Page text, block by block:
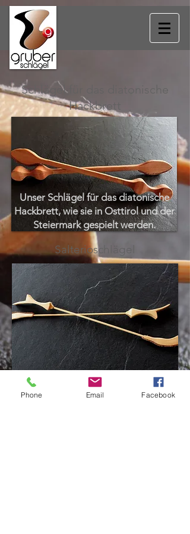
Schlägel für das diatonische
Hackbrett
Unser Schlägel für das diatonische
Hackbrett, wie sie in Osttirol und der
Steiermark gespielt werden.
Salterioschlägel
Phone Email Facebook